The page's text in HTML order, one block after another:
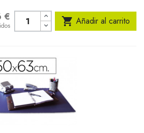
€  Añadir al carrito